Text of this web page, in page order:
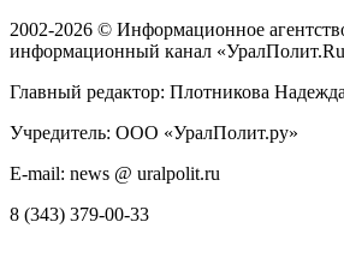
2002-2026 © Информационное
информационный канал
Главный редактор: Плотникова
Учредитель: ООО «УралПолит.ру»
E-mail: news @ uralpolit.ru
8 (343) 379-00-33